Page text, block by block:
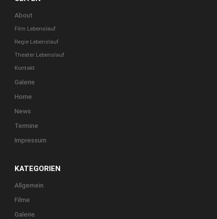
About
Film Lebenslauf
Regie Lebenslauf
Theater Lebenslauf
Kontakt
Galerie
Home
News
Termine
Impressum
KATEGORIEN
Allgemein
Filme
Galerie